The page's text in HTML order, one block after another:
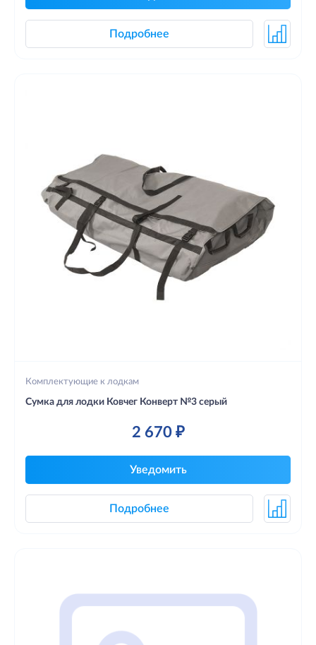
Подробнее
Комплектующие к лодкам
Сумка для лодки Ковчег Конверт №3 серый
2 670 ₽
Уведомить
Подробнее